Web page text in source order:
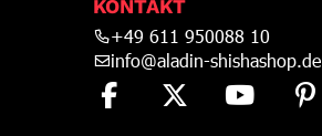
KONTAKT
+49 611 950088 10
info@aladin-shishashop.de